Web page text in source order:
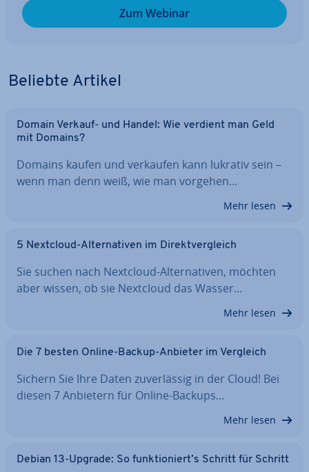
Zum Webinar
Beliebte Artikel
Domain Verkauf- und Handel: Wie verdient man Geld
mit Domains?
Domains kaufen und verkaufen kann lukrativ sein –
wenn man denn weiß, wie man vorgehen…
Mehr lesen
5 Nextcloud-Al­ter­na­ti­ven im Di­rekt­ver­gleich
Sie suchen nach Nextcloud-Al­ter­na­ti­ven, möchten
aber wissen, ob sie Nextcloud das Wasser…
Mehr lesen
Die 7 besten Online-Backup-Anbieter im Vergleich
Sichern Sie Ihre Daten zu­ver­läs­sig in der Cloud! Bei
diesen 7 Anbietern für Online-Backups…
Mehr lesen
Debian 13-Upgrade: So funk­tio­niert’s Schritt für Schritt